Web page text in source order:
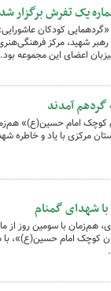
یک تفرش برگزار شد
«گردهمایی کودکان
روزه و رمضان و همچنین رهبر
اعضای این مجموعه بود.
آمدند
کوچک امام حسین(ع)»
شهدای گمنام
با سومین روز از
کوچک امام حسین(ع)»،